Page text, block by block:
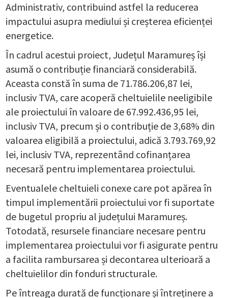
Administrativ, contribuind astfel la reducerea
impactului asupra mediului și creșterea eficienței
energetice.
În cadrul acestui proiect, Județul Maramureș își
asumă o contribuție financiară considerabilă.
Aceasta constă în suma de 71.786.206,87 lei,
inclusiv TVA, care acoperă cheltuielile neeligibile
ale proiectului în valoare de 67.992.436,95 lei,
inclusiv TVA, precum și o contribuție de 3,68% din
valoarea eligibilă a proiectului, adică 3.793.769,92
lei, inclusiv TVA, reprezentând cofinanțarea
necesară pentru implementarea proiectului.
Eventualele cheltuieli conexe care pot apărea în
timpul implementării proiectului vor fi suportate
de bugetul propriu al județului Maramureș.
Totodată, resursele financiare necesare pentru
implementarea proiectului vor fi asigurate pentru
a facilita rambursarea și decontarea ulterioară a
cheltuielilor din fonduri structurale.
Pe întreaga durată de funcționare și întreținere a